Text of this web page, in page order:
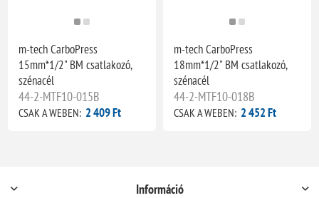
m-tech CarboPress
15mm*1/2" BM csatlakozó,
szénacél
44-2-MTF10-015B
CSAK A WEBEN: 2 409 Ft
m-tech CarboPress
18mm*1/2" BM csatlakozó,
szénacél
44-2-MTF10-018B
CSAK A WEBEN: 2 452 Ft
Információ